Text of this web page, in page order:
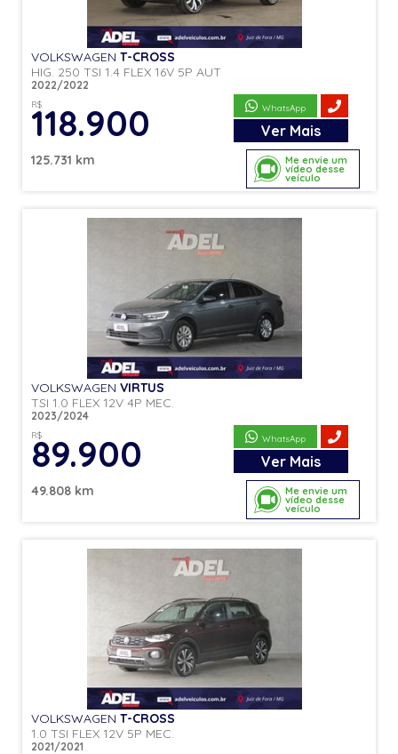
Me envie um
vídeo desse
veículo
VOLKSWAGEN T-CROSS
HIG. 250 TSI 1.4 FLEX 16V 5P AUT
2022/2022
R$
118.900 WhatsApp
Ver Mais
125.731 km
Me envie um
vídeo desse
veículo
VOLKSWAGEN VIRTUS
TSI 1.0 FLEX 12V 4P MEC.
2023/2024
R$
89.900 WhatsApp
Ver Mais
49.808 km
VOLKSWAGEN T-CROSS
1.0 TSI FLEX 12V 5P MEC.
2021/2021